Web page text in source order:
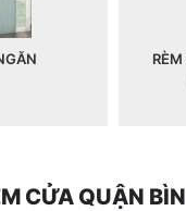
CỬA QUẬN